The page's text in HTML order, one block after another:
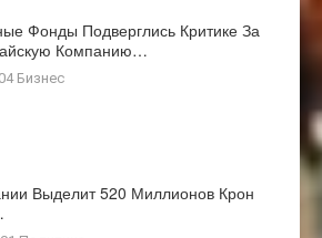
Фонды Подверглись Критике За
Компанию…
Бизнес
Выделит 520 Миллионов Крон